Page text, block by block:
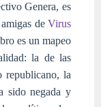
Genera, es
de Virus
es un mapeo
la de las
republicano, la
sido negada y